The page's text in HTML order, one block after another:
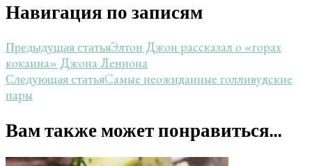
Навигация по записям
Предыдущая статьяЭлтон Джон рассказал о «горах
кокаина» Джона Леннона
Следующая статьяСамые неожиданные голливудские
пары
Вам также может понравиться...